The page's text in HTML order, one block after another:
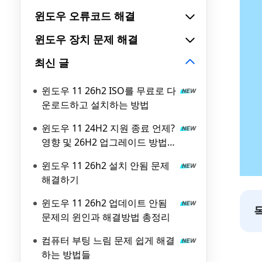
윈도우 오류코드 해결
윈도우 장치 문제 해결
최신 글
윈도우 11 26h2 ISO를 무료로 다
운로드하고 설치하는 방법
윈도우 11 24H2 지원 종료 언제?
영향 및 26H2 업그레이드 방법
윈도우 11 26h2 설치 안됨 문제
해결하기
윈도우 11 26h2 업데이트 안됨
문제의 윈인과 해결방법 총정리
컴퓨터 부팅 느림 문제 쉽게 해결
하는 방법들